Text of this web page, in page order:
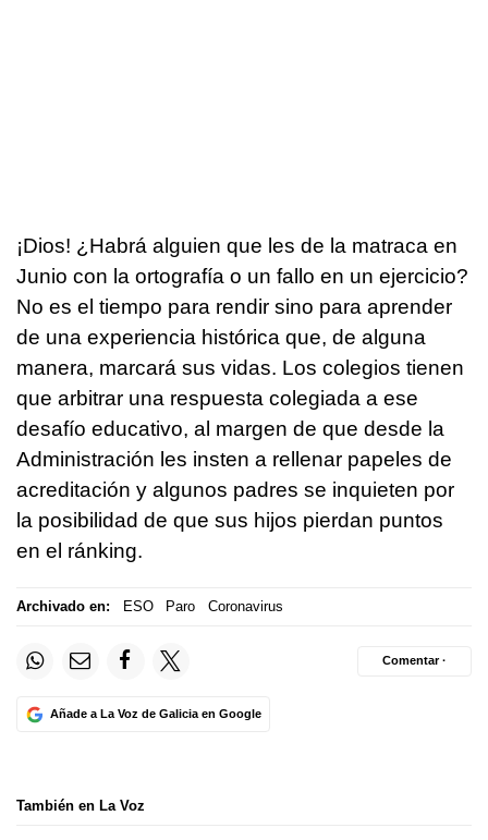
¡Dios! ¿Habrá alguien que les de la matraca en
Junio con la ortografía o un fallo en un ejercicio?
No es el tiempo para rendir sino para aprender
de una experiencia histórica que, de alguna
manera, marcará sus vidas. Los colegios tienen
que arbitrar una respuesta colegiada a ese
desafío educativo, al margen de que desde la
Administración les insten a rellenar papeles de
acreditación y algunos padres se inquieten por
la posibilidad de que sus hijos pierdan puntos
en el ránking.
Archivado en: ESO Paro Coronavirus
Añade a La Voz de Galicia en Google
Comentar ·
También en La Voz